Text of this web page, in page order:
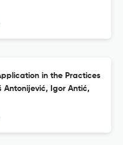
in the Practices
Antonijević, Igor Antić,